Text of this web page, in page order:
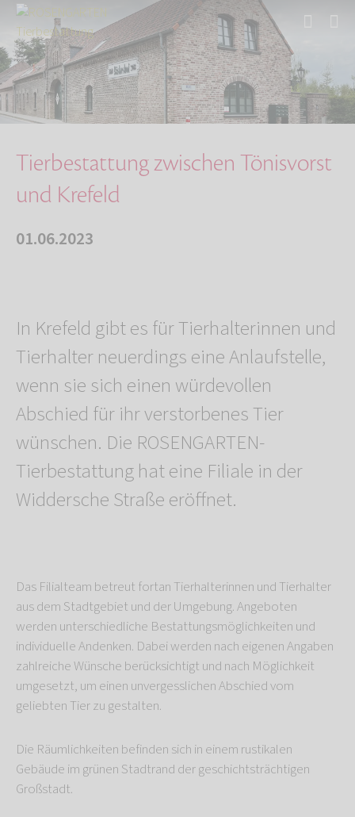
Start Über uns
Aktuelles
Tierbestattung zwischen Tönisvorst und Krefel…
Tierbestattung zwischen Tönisvorst
und Krefeld
01.06.2023
In Krefeld gibt es für Tierhalterinnen und
Tierhalter neuerdings eine Anlaufstelle,
wenn sie sich einen würdevollen
Abschied für ihr verstorbenes Tier
wünschen. Die ROSENGARTEN-
Tierbestattung hat eine Filiale in der
Widdersche Straße eröffnet.
Das Filialteam betreut fortan Tierhalterinnen und Tierhalter
aus dem Stadtgebiet und der Umgebung. Angeboten
werden unterschiedliche Bestattungsmöglichkeiten und
individuelle Andenken. Dabei werden nach eigenen Angaben
zahlreiche Wünsche berücksichtigt und nach Möglichkeit
umgesetzt, um einen unvergesslichen Abschied vom
geliebten Tier zu gestalten.
Die Räumlichkeiten befinden sich in einem rustikalen
Gebäude im grünen Stadtrand der geschichtsträchtigen
Großstadt.